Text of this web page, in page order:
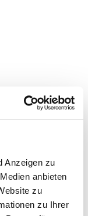
Anzeigen zu
anbieten
zu
zu Ihrer